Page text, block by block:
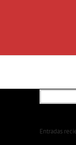
Entradas